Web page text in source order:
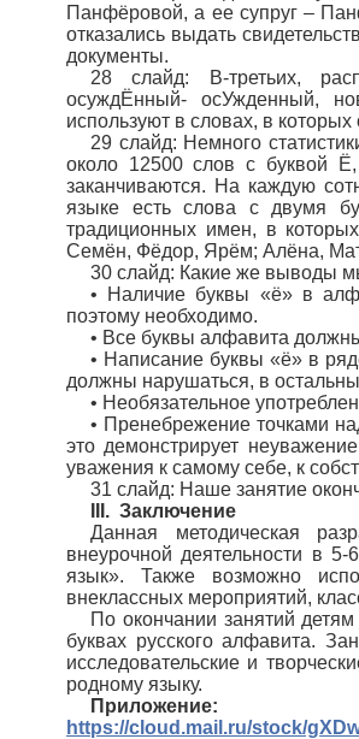
Панфёровой, а ее супруг –
отказались выдать
документы.
28 слайд: В-третьих,
осуждЁнный- осУжденный,
используют в словах, в
29 слайд: Немного
около 12500 слов с буквой
заканчиваются. На каждую
языке есть слова с двумя
традиционных имен, в
Семён, Фёдор, Ярём; Алёна,
30 слайд: Какие же выводы
• Наличие буквы «ё» в
поэтому необходимо.
• Все буквы алфавита
• Написание буквы «ё» в
должны нарушаться, в
• Необязательное
• Пренебрежение точками
это демонстрирует
уважения к самому себе, к
31 слайд: Наше занятие
III. Заключение
Данная методическая
внеурочной деятельности в
язык». Также возможно
внеклассных мероприятий,
По окончании занятий
буквах русского алфавита.
исследовательские и
родному языку.
https://cloud.mail.ru/stock/